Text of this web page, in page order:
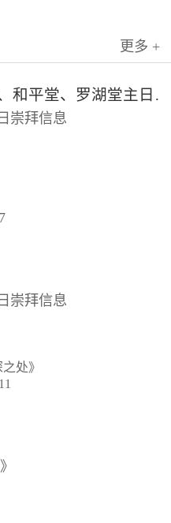
更多 +
2024.6.30基督教深圳堂、和平堂、罗湖堂主日崇拜信息
崇拜信息
崇拜信息
处》